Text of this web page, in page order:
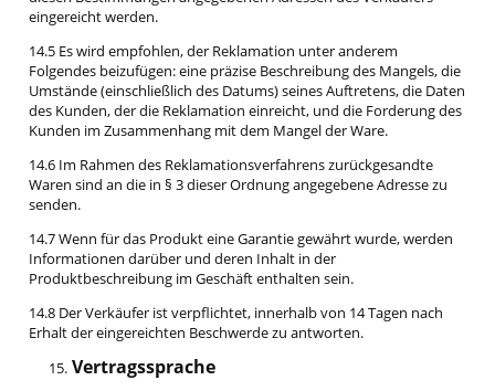
eingereicht werden.
14.5 Es wird empfohlen, der Reklamation unter anderem
Folgendes beizufügen: eine präzise Beschreibung des Mangels, die
Umstände (einschließlich des Datums) seines Auftretens, die Daten
des Kunden, der die Reklamation einreicht, und die Forderung des
Kunden im Zusammenhang mit dem Mangel der Ware.
14.6 Im Rahmen des Reklamationsverfahrens zurückgesandte
Waren sind an die in § 3 dieser Ordnung angegebene Adresse zu
senden.
14.7 Wenn für das Produkt eine Garantie gewährt wurde, werden
Informationen darüber und deren Inhalt in der
Produktbeschreibung im Geschäft enthalten sein.
14.8 Der Verkäufer ist verpflichtet, innerhalb von 14 Tagen nach
Erhalt der eingereichten Beschwerde zu antworten.
15. Vertragssprache